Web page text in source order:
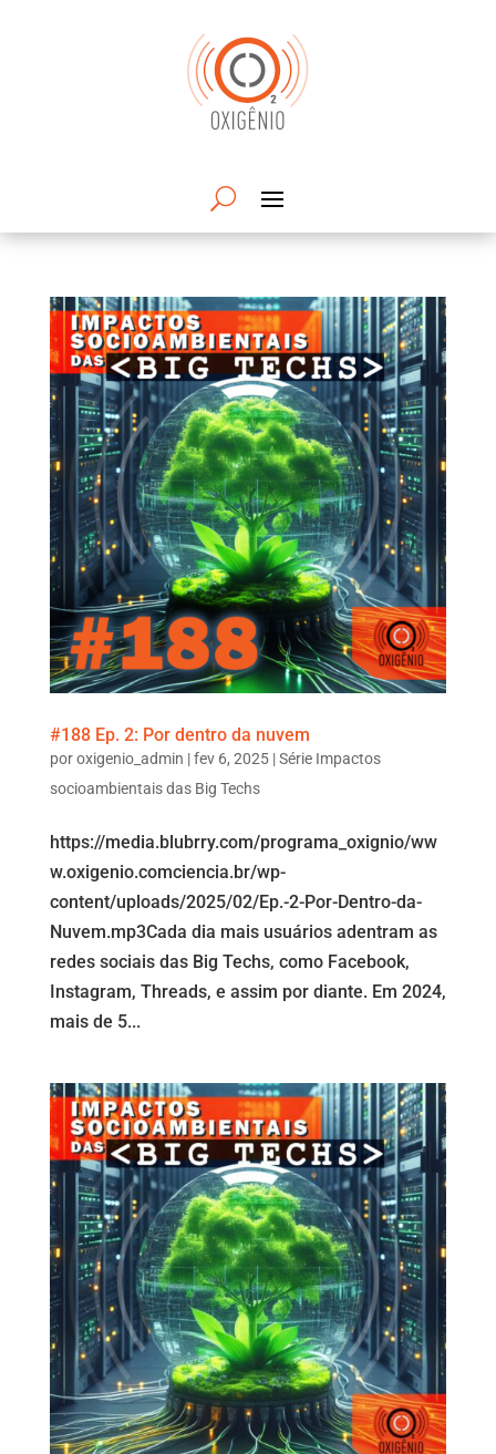
#188 Ep. 2: Por dentro da nuvem
poroxigenio_admin |fev 6, 2025|Série Impactos
socioambientais das Big Techs
https://media.blubrry.com/programa_oxignio/ww
w.oxigenio.comciencia.br/wp-
content/uploads/2025/02/Ep.-2-Por-Dentro-da-
Nuvem.mp3Cada dia mais usuários adentram as
redes sociais das Big Techs, como Facebook,
Instagram, Threads, e assim por diante. Em 2024,
mais de 5...